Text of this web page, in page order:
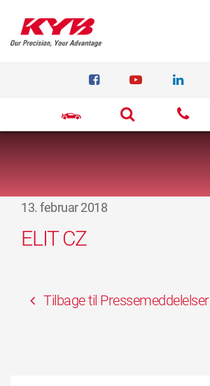
13. februar 2018
ELIT CZ
Tilbage til Pressemeddelelser